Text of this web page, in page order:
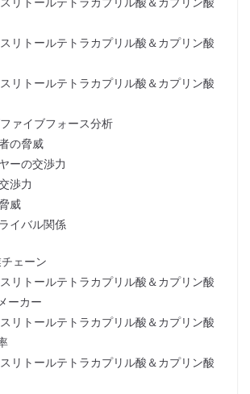
リトールテトラカプリル酸＆カプリン酸
リトールテトラカプリル酸＆カプリン酸
ァイブフォース分析
の脅威
ーの交渉力
渉力
威
イバル関係
ェーン
リトールテトラカプリル酸＆カプリン酸
ーカー
リトールテトラカプリル酸＆カプリン酸
リトールテトラカプリル酸＆カプリン酸